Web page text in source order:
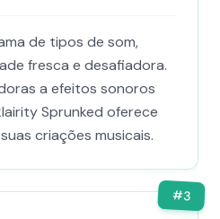
de tipos de som,
fresca e desafiadora.
a efeitos sonoros
Sprunked oferece
criações musicais.
#3